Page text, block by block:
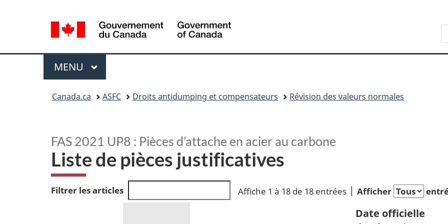
de
la
langue
Menu
MENU PRINCIPAL
Canada.ca ASFC Droits antidumping et compensateurs Révision des valeurs normales
FAS 2021 UP8 : Pièces d’attache en acier au carbone
Liste de pièces justificatives
Filtrer les articles Affiche 1 à 18 de 18 entrées Afficher
Date officielle